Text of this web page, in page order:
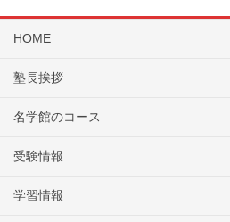
HOME
塾長挨拶
名学館のコース
受験情報
学習情報